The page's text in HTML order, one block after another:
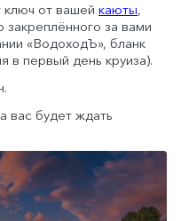
ключ от вашей каюты,
закреплённого за вами
«ВодоходЪ», бланк
в первый день круиза).
вас будет ждать